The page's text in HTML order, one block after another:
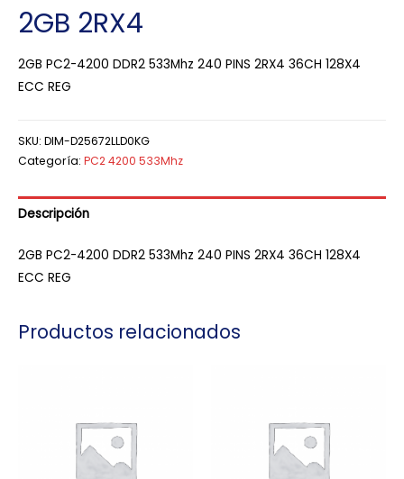
2GB 2RX4
2GB PC2-4200 DDR2 533Mhz 240 PINS 2RX4 36CH 128X4
ECC REG
SKU: DIM-D25672LLD0KG
Categoría: PC2 4200 533Mhz
Descripción
2GB PC2-4200 DDR2 533Mhz 240 PINS 2RX4 36CH 128X4
ECC REG
Productos relacionados